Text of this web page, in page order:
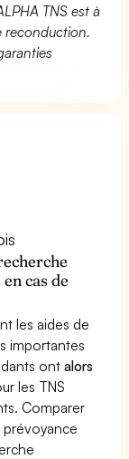
TNS est à
reconduction.
cas de
les aides de
importantes
ontalors
les TNS
Comparer
prévoyance